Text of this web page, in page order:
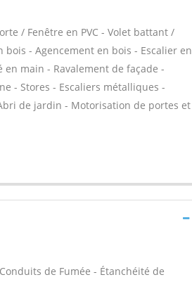
/ Fenêtre en PVC - Volet battant /
- Agencement en bois - Escalier en
main - Ravalement de façade -
- Stores - Escaliers métalliques -
de jardin - Motorisation de portes et
de Fumée - Étanchéité de